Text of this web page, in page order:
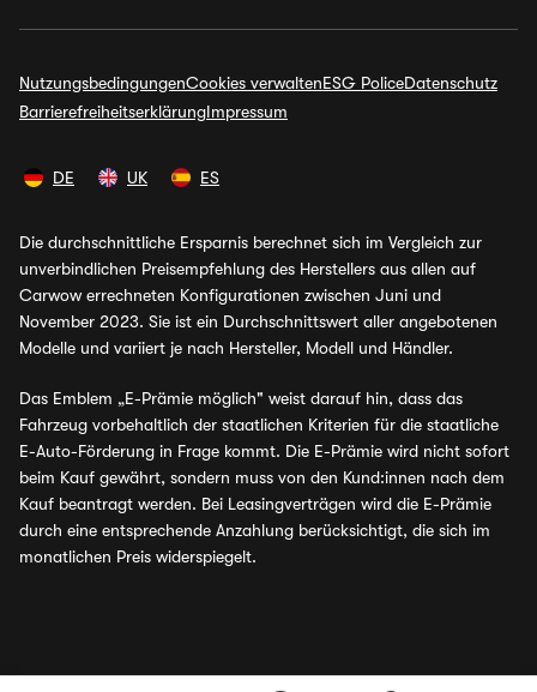
NutzungsbedingungenCookies verwaltenESG PoliceDatenschutz
BarrierefreiheitserklärungImpressum
DE UK ES
Die durchschnittliche Ersparnis berechnet sich im Vergleich zur
unverbindlichen Preisempfehlung des Herstellers aus allen auf
Carwow errechneten Konfigurationen zwischen Juni und
November 2023. Sie ist ein Durchschnittswert aller angebotenen
Modelle und variiert je nach Hersteller, Modell und Händler.
Das Emblem „E-Prämie möglich" weist darauf hin, dass das
Fahrzeug vorbehaltlich der staatlichen Kriterien für die staatliche
E-Auto-Förderung in Frage kommt. Die E-Prämie wird nicht sofort
beim Kauf gewährt, sondern muss von den Kund:innen nach dem
Kauf beantragt werden. Bei Leasingverträgen wird die E-Prämie
durch eine entsprechende Anzahlung berücksichtigt, die sich im
monatlichen Preis widerspiegelt.